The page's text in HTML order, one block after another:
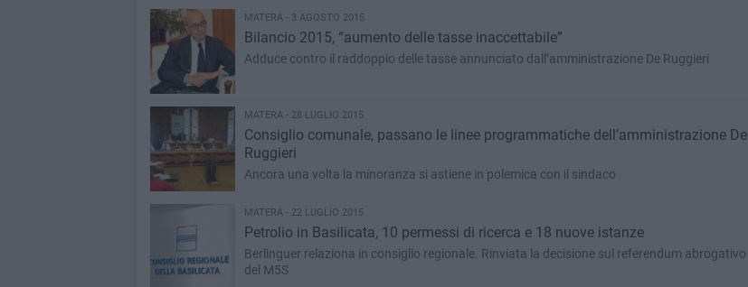
MATERA - 3 AGOSTO 2015
Bilancio 2015, “aumento delle tasse inaccettabile”
Adduce contro il raddoppio delle tasse annunciato dall’amministrazione De Ruggieri
MATERA - 28 LUGLIO 2015
Consiglio comunale, passano le linee programmatiche dell’amministrazione De
Ruggieri
Ancora una volta la minoranza si astiene in polemica con il sindaco
MATERA - 22 LUGLIO 2015
Petrolio in Basilicata, 10 permessi di ricerca e 18 nuove istanze
Berlinguer relaziona in consiglio regionale. Rinviata la decisione sul referendum abrogativo
del M5S